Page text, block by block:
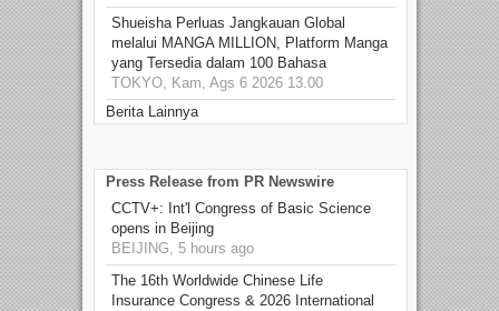
Shueisha Perluas Jangkauan Global
melalui MANGA MILLION, Platform Manga
yang Tersedia dalam 100 Bahasa
TOKYO, Kam, Ags 6 2026 13.00
Berita Lainnya
Press Release from PR Newswire
CCTV+: Int'l Congress of Basic Science
opens in Beijing
BEIJING, 5 hours ago
The 16th Worldwide Chinese Life
Insurance Congress & 2026 International